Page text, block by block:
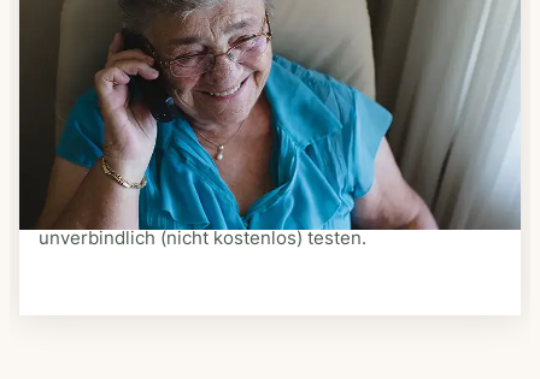
Bestellen & liefern lassen
Suchen Sie sich aus dem Speiseplan Ihres Anbieters
aus, was Ihnen schmeckt. Bestellen Sie telefonisch,
schriftlich oder im Online-Shop Ihres Anbieters.
Ein Kurier liefert Ihnen das bestellte Essen zum
vereinbarten Zeitpunkt nach Hause. Bei vielen
Anbietern können Sie Essen auf Rädern auch
unverbindlich (nicht kostenlos) testen.